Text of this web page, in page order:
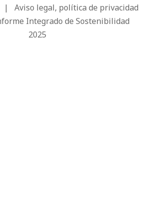
| Aviso legal, política de privacidad
Integrado de Sostenibilidad
2025